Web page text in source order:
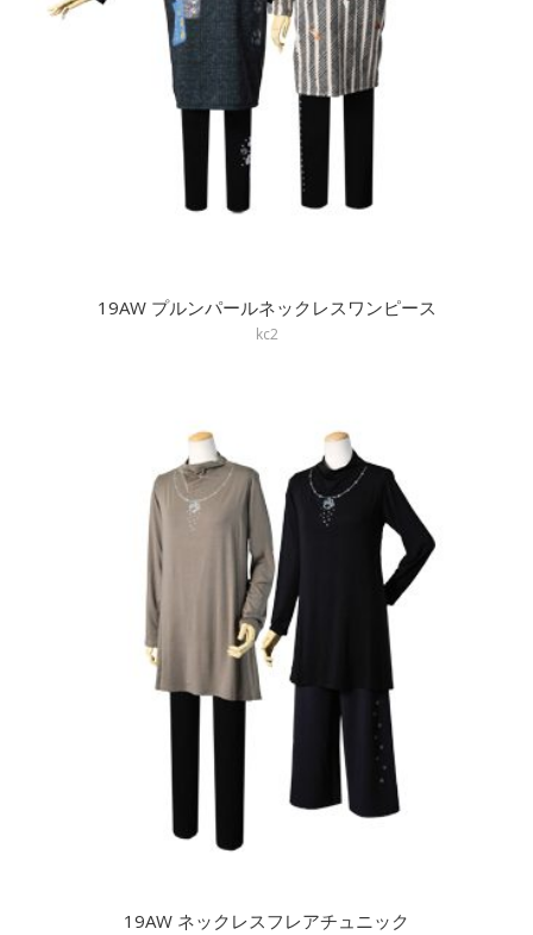
19AW プルンパールネックレスワンピース
kc2
19AW ネックレスフレアチュニック